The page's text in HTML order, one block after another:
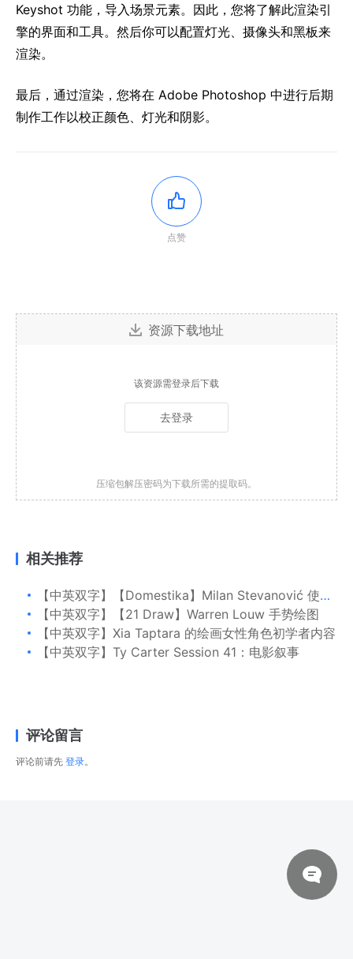
Keyshot 功能，导入场景元素。因此，您将了解此渲染引
擎的界面和工具。然后你可以配置灯光、摄像头和黑板来
渲染。
最后，通过渲染，您将在 Adob​​e Photoshop 中进行后期
制作工作以校正颜色、灯光和阴影。
点赞
资源下载地址
该资源需登录后下载
去登录
压缩包解压密码为下载所需的提取码。
相关推荐
【中英双字】【Domestika】Milan Stevanović 使用 3ds Max 对空间进行逼真的渲染
【中英双字】【21 Draw】Warren Louw 手势绘图
【中英双字】Xia Taptara 的绘画女性角色初学者内容
【中英双字】Ty Carter Session 41：电影叙事
评论留言
评论前请先 登录。